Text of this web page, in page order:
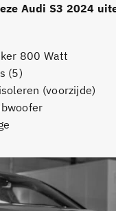
Audi S3 2024
800 Watt
(5)
(voorzijde)